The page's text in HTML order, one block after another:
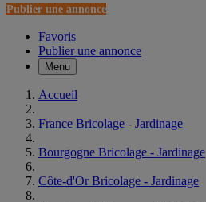
Publier une annonce
Favoris
Publier une annonce
Menu
Accueil
France Bricolage - Jardinage
Bourgogne Bricolage - Jardinage
Côte-d'Or Bricolage - Jardinage